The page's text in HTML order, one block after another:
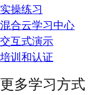
实操练习
混合云学习中心
交互式演示
培训和认证
更多学习方式